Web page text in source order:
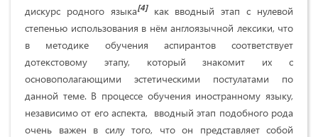
дискурс родного языка[4]как вводный этап с нулевой
степенью использования в нём англоязычной лексики, что
в методике обучения аспирантов соответствует
дотекстовому этапу, который знакомит их с
основополагающими эстетическими постулатами по
данной теме. В процессе обучения иностранному языку,
независимо от его аспекта, вводный этап подобного рода
очень важен в силу того, что он представляет собой